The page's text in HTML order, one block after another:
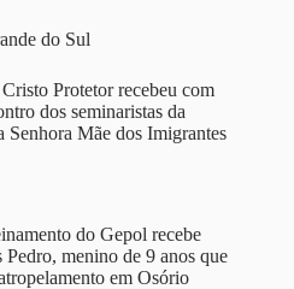
do Sul
Protetor recebeu com
dos seminaristas da
Senhora Mãe dos Imigrantes
do Gepol recebe
menino de 9 anos que
em Osório